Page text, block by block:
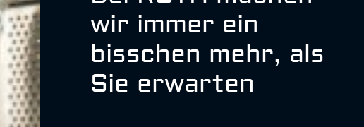
wir immer ein
bisschen mehr, als
Sie erwarten